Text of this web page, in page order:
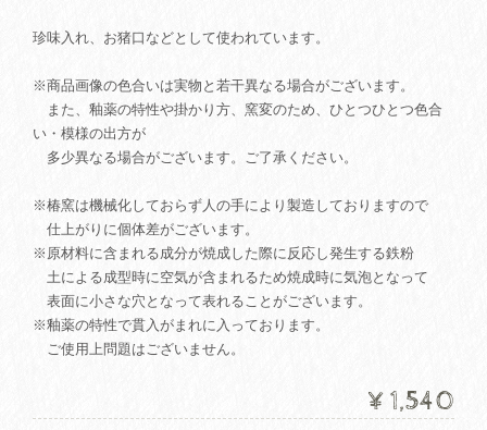
珍味入れ、お猪口などとして使われています。
※商品画像の色合いは実物と若干異なる場合がございます。
また、釉薬の特性や掛かり方、窯変のため、ひとつひとつ色合
い・模様の出方が
多少異なる場合がございます。ご了承ください。
※椿窯は機械化しておらず人の手により製造しておりますので
仕上がりに個体差がございます。
※原材料に含まれる成分が焼成した際に反応し発生する鉄粉
土による成型時に空気が含まれるため焼成時に気泡となって
表面に小さな穴となって表れることがございます。
※釉薬の特性で貫入がまれに入っております。
ご使用上問題はございません。
¥1,540